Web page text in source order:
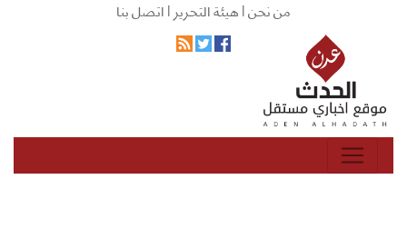
من نحن |هيئة التحرير |اتصل بنا